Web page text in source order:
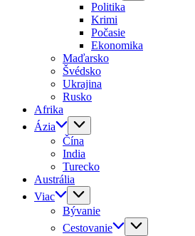
Politika
Krimi
Počasie
Ekonomika
Maďarsko
Švédsko
Ukrajina
Rusko
Afrika
Ázia
Čína
India
Turecko
Austrália
Viac
Bývanie
Cestovanie